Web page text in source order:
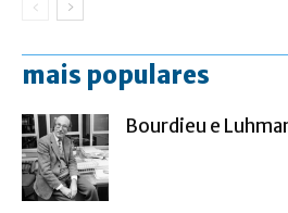
mais populares
Bourdieu e